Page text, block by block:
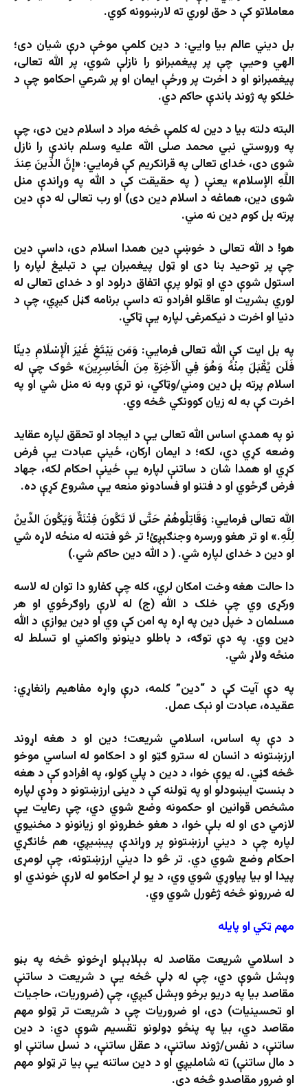
معاملاتو کې د حق لوري ته لارښوونه کوي.
بل دیني عالم بیا وايي: د دین کلمې موخې درې شیان دی؛
الهي وحیې چې پر پیغمبرانو را نازلې شوي، پر الله تعالی،
پیغمبرانو او د اخرت پر ورځې ایمان او پر شرعي احکامو چې د
خلکو په ژوند باندې حاکم دي.
البته دلته بیا د دین له کلمې څخه مراد د اسلام دین دی، چې
په وروستي نبي محمد صلی الله علیه وسلم باندې را نازل
شوی دی، خدای تعالی په قرانکریم کې فرمايي: «إِنَّ الدِّينَ عِندَ
اللَّهِ الإسلام» یعنې ( په حقیقت کې د الله په وړاندې منل
شوی دین، هماغه د اسلام دین دی) او رب تعالی له دې دین
پرته بل کوم دین نه مني.
هو! د الله تعالی د خوښې دین همدا اسلام دی، داسې دین
چې پر توحید بنا دی او ټول پیغمبران یې د تبلیغ لپاره را
استول شوې دي او ټولو پرې اتفاق درلود او د خدای تعالی له
لوري بشریت او عاقلو افرادو ته داسې برنامه ګڼل کیږي، چې د
دنیا او اخرت د نیکمرغۍ لپاره یې ټاکي.
په بل ایت کې الله تعالی فرمايي: وَمَن يَبْتَغِ غَيْرَ الْإِسْلَامِ دِينًا
فَلَن يُقْبَلَ مِنْهُ وَهُوَ فِي الْآخِرَةِ مِنَ الْخَاسِرِينَ» څوک چې له
اسلام پرته بل دین ومني/وټاکي، نو ترې وبه نه منل شي او په
اخرت کې به له زیان کوونکي څخه وي.
نو په همدې اساس الله تعالی یې د ایجاد او تحقق لپاره عقاید
وضعه کړي دي، لکه؛ د ایمان ارکان، ځینې عبادت یې فرض
کړي او همدا شان د ساتنې لپاره یې ځینې احکام لکه، جهاد
فرض ګرځوي او د فتنو او فسادونو منعه یې مشروع کړې ده.
الله تعالی فرمايي: وَقَاتِلُوهُمْ حَتَّى لَا تَكُونَ فِتْنَةٌ وَيَكُونَ الدِّينُ
لِلَّهِ.» او تر هغو ورسره وجنګېږئ! تر څو فتنه له منځه لاړه شي
او دین د خدای لپاره شي. ( د الله دین حاکم شي.)
دا حالت هغه وخت امکان لري، کله چې کفارو دا توان له لاسه
ورکړی وي چې خلک د الله (ج) له لارې راوګرځوي او هر
مسلمان د خپل دین په اړه په امن کې وي او دین یوازې د الله
دین وي. په دې توګه، د باطلو دینونو واکمني او تسلط له
منځه ولاړ شي.
په دې آیت کې د “دین” کلمه، درې واړه مفاهیم رانغاړي:
عقیده، عبادت او نېک عمل.
د دې په اساس، اسلامي شریعت؛ دین او د هغه اړوند
ارزښتونه د انسان له سترو ګټو او د احکامو له اساسي موخو
څخه ګڼي. له یوې خوا، د دین د پلي کولو، په افرادو کې د هغه
د بنسټ ایښودلو او په ټولنه کې د دینی ارزښتونو د ودې لپاره
مشخص قوانین او حکمونه وضع شوي دي، چې رعایت یې
لازمي دی او له بلې خوا، د هغو خطرونو او زیانونو د مخنیوي
لپاره چې د دیني ارزښتونو پر وړاندې پیښیږي، هم ځانګړي
احکام وضع شوي دي. تر څو دا دیني ارزښتونه، چې لومړی
پیدا او بیا پیاوړي شوي وي، د یو لړ احکامو له لارې خوندي او
له ضررونو څخه ژغورل شوي وي.
مهم ټکي او پایله
د اسلامي شریعت مقاصد له بېلابېلو اړخونو څخه په بڼو
وېشل شوې دي، چې له ډلې څخه یې د شریعت د ساتنې
مقاصد بیا په دریو برخو وېشل کیږي، چې (ضروریات، حاجیات
او تحسینیات) دی، او ضروریات چې د شریعت تر ټولو مهم
مقاصد دي، بیا په پنځو ډولونو تقسیم شوې دي: د دین
ساتنې، د نفس/ژوند ساتنې، د عقل ساتنې، د نسل ساتنې او
د مال ساتنې) ته شاملیږي او د دین ساتنه یې بیا تر ټولو مهم
او ضرور مقاصدو څخه دی.